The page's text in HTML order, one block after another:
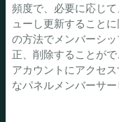
頻度で、必要に応じ
ューし更新すること
の方法でメンバーシ
正、削除することが
アカウントにアクセ
なパネルメンバーサ